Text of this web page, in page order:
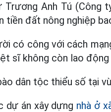
Anh Tú (Công
đất nông nghiệp
có công với cách
sĩ không còn lao động
dân tộc thiểu số tại
dự án xây dựng nhà ở